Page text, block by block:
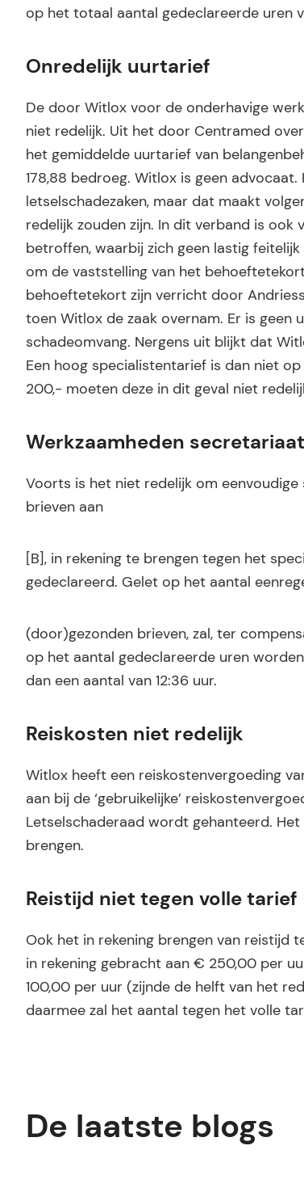
op het totaal aantal gedeclareerde uren
Onredelijk uurtarief
De door Witlox voor de onderhavige
niet redelijk. Uit het door Centramed
het gemiddelde uurtarief van
178,88 bedroeg. Witlox is geen
letselschadezaken, maar dat maakt
redelijk zouden zijn. In dit verband is
betroffen, waarbij zich geen lastig
om de vaststelling van het
behoeftetekort zijn verricht door
toen Witlox de zaak overnam. Er is
schadeomvang. Nergens uit blijkt dat
Een hoog specialistentarief is dan niet
200,- moeten deze in dit geval niet
Werkzaamheden secretariaat
Voorts is het niet redelijk om
brieven aan
[B], in rekening te brengen tegen het
gedeclareerd. Gelet op het aantal
(door)gezonden brieven, zal, ter
op het aantal gedeclareerde uren
dan een aantal van 12:36 uur.
Reiskosten niet redelijk
Witlox heeft een reiskostenvergoeding
aan bij de ‘gebruikelijke’
Letselschaderaad wordt gehanteerd.
brengen.
Reistijd niet tegen volle tarief
Ook het in rekening brengen van reistijd
in rekening gebracht aan € 250,00 per
100,00 per uur (zijnde de helft van het
daarmee zal het aantal tegen het volle
De laatste blogs